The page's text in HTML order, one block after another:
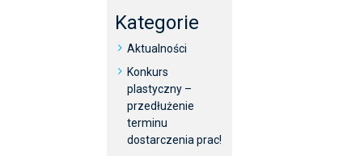
Kategorie
Aktualności
Konkurs
plastyczny –
przedłużenie
terminu
dostarczenia prac!